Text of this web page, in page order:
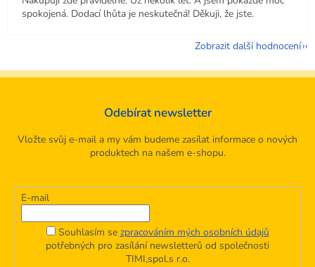
spokojená. Dodací lhůta je neskutečná! Děkuji, že jste.
Zobrazit další hodnocení
Odebírat newsletter
Vložte svůj e-mail a my vám budeme zasílat informace o nových
produktech na našem e-shopu.
E-mail
Souhlasím se zpracováním mých osobních údajů
potřebných pro zasílání newsletterů od společnosti
TIMI,spol.s r.o.